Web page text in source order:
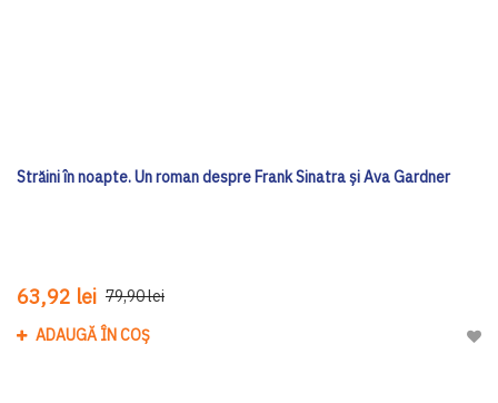
Străini în noapte. Un roman despre Frank Sinatra și Ava Gardner
63,92 lei 79,90 lei
ADAUGĂ ÎN COȘ